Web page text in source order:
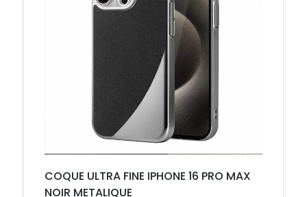
COQUE ULTRA FINE IPHONE 16 PRO MAX
NOIR METALIQUE